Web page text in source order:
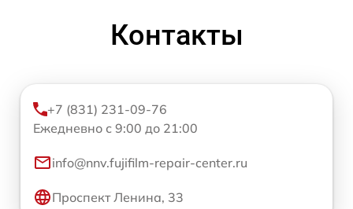
Контакты
+7 (831) 231-09-76
Ежедневно с 9:00 до 21:00
info@nnv.fujifilm-repair-center.ru
Проспект Ленина, 33